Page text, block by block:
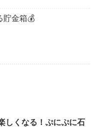
貯金箱💰
しくなる！ぷにぷに石